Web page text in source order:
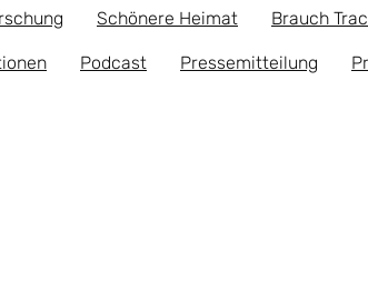
Schönere Heimat Brauch
Podcast Pressemitteilung